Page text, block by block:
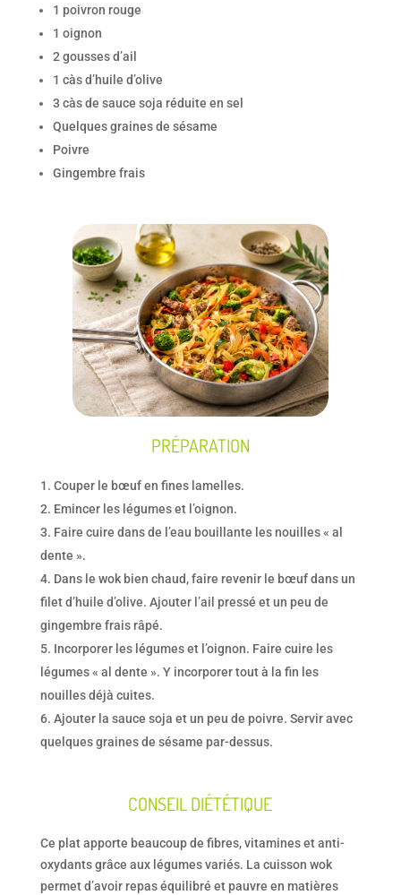
1 poivron rouge
1 oignon
2 gousses d’ail
1 càs d’huile d’olive
3 càs de sauce soja réduite en sel
Quelques graines de sésame
Poivre
Gingembre frais
PRÉPARATION
Couper le bœuf en fines lamelles.
Emincer les légumes et l’oignon.
Faire cuire dans de l’eau bouillante les nouilles « al
dente ».
Dans le wok bien chaud, faire revenir le bœuf dans un
filet d’huile d’olive. Ajouter l’ail pressé et un peu de
gingembre frais râpé.
Incorporer les légumes et l’oignon. Faire cuire les
légumes « al dente ». Y incorporer tout à la fin les
nouilles déjà cuites.
Ajouter la sauce soja et un peu de poivre. Servir avec
quelques graines de sésame par-dessus.
CONSEIL DIÉTÉTIQUE
Ce plat apporte beaucoup de fibres, vitamines et anti-
oxydants grâce aux légumes variés. La cuisson wok
permet d’avoir repas équilibré et pauvre en matières